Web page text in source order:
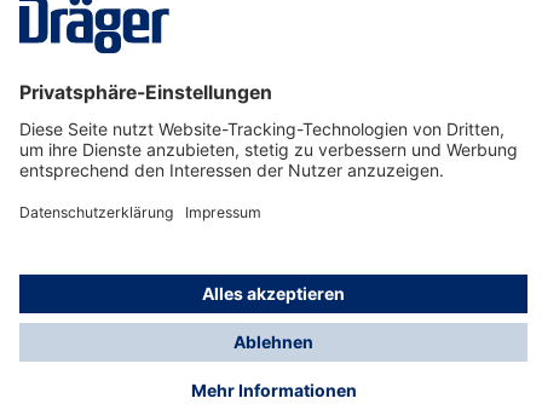
Dräger Austria GmbH
Über Dräger
Informationen
© Dräger Austria GmbH, 2024
* Alle Preise exkl. gesetzl. Mehrwertsteuer zzgl.
Versandkosten und ggf. Nachnahmegebühren, wenn
nicht anders angegeben.